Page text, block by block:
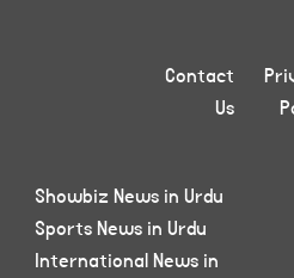
Contact
Us
Showbiz News in Urdu
Sports News in Urdu
International News in